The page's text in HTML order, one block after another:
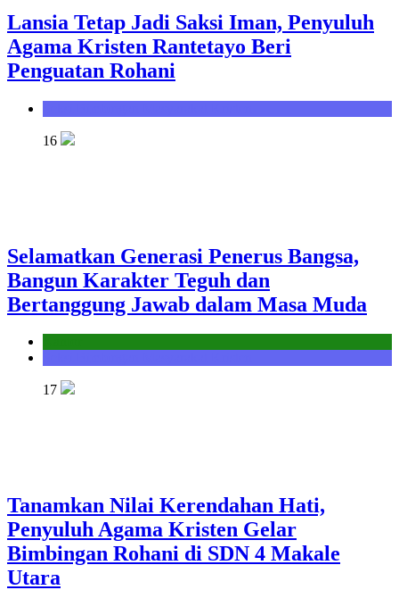
Lansia Tetap Jadi Saksi Iman, Penyuluh
Agama Kristen Rantetayo Beri
Penguatan Rohani
16
Selamatkan Generasi Penerus Bangsa,
Bangun Karakter Teguh dan
Bertanggung Jawab dalam Masa Muda
17
Tanamkan Nilai Kerendahan Hati,
Penyuluh Agama Kristen Gelar
Bimbingan Rohani di SDN 4 Makale
Utara